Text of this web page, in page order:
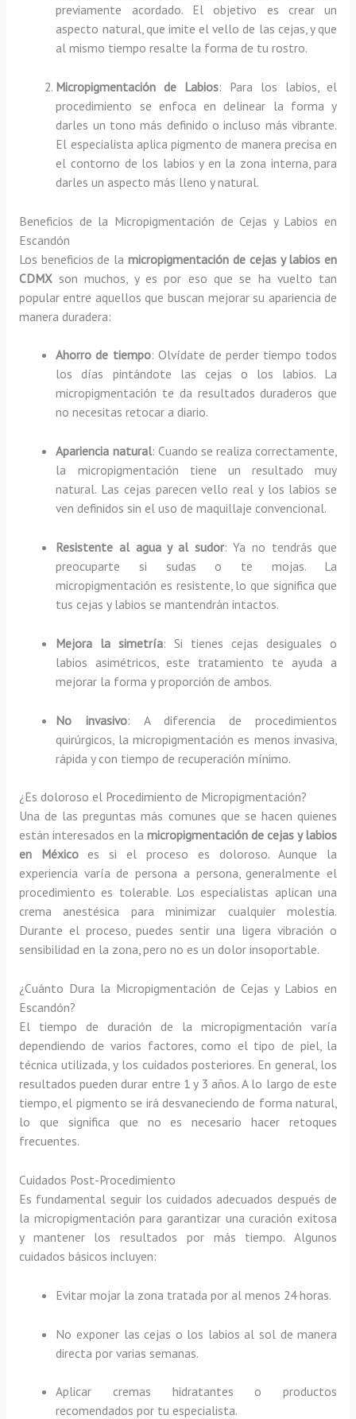
previamente acordado. El objetivo es crear un
aspecto natural, que imite el vello de las cejas, y que
al mismo tiempo resalte la forma de tu rostro.
Micropigmentación de Labios: Para los labios, el
procedimiento se enfoca en delinear la forma y
darles un tono más definido o incluso más vibrante.
El especialista aplica pigmento de manera precisa en
el contorno de los labios y en la zona interna, para
darles un aspecto más lleno y natural.
Beneficios de la Micropigmentación de Cejas y Labios en
Escandón
Los beneficios de lamicropigmentación de cejas y labios en
CDMXson muchos, y es por eso que se ha vuelto tan
popular entre aquellos que buscan mejorar su apariencia de
manera duradera:
Ahorro de tiempo: Olvídate de perder tiempo todos
los días pintándote las cejas o los labios. La
micropigmentación te da resultados duraderos que
no necesitas retocar a diario.
Apariencia natural: Cuando se realiza correctamente,
la micropigmentación tiene un resultado muy
natural. Las cejas parecen vello real y los labios se
ven definidos sin el uso de maquillaje convencional.
Resistente al agua y al sudor: Ya no tendrás que
preocuparte si sudas o te mojas. La
micropigmentación es resistente, lo que significa que
tus cejas y labios se mantendrán intactos.
Mejora la simetría: Si tienes cejas desiguales o
labios asimétricos, este tratamiento te ayuda a
mejorar la forma y proporción de ambos.
No invasivo: A diferencia de procedimientos
quirúrgicos, la micropigmentación es menos invasiva,
rápida y con tiempo de recuperación mínimo.
¿Es doloroso el Procedimiento de Micropigmentación?
Una de las preguntas más comunes que se hacen quienes
están interesados en la micropigmentación de cejas y labios
en Méxicoes si el proceso es doloroso. Aunque la
experiencia varía de persona a persona, generalmente el
procedimiento es tolerable. Los especialistas aplican una
crema anestésica para minimizar cualquier molestia.
Durante el proceso, puedes sentir una ligera vibración o
sensibilidad en la zona, pero no es un dolor insoportable.
¿Cuánto Dura la Micropigmentación de Cejas y Labios en
Escandón?
El tiempo de duración de la micropigmentación varía
dependiendo de varios factores, como el tipo de piel, la
técnica utilizada, y los cuidados posteriores. En general, los
resultados pueden durar entre 1 y 3 años. A lo largo de este
tiempo, el pigmento se irá desvaneciendo de forma natural,
lo que significa que no es necesario hacer retoques
frecuentes.
Cuidados Post-Procedimiento
Es fundamental seguir los cuidados adecuados después de
la micropigmentación para garantizar una curación exitosa
y mantener los resultados por más tiempo. Algunos
cuidados básicos incluyen:
Evitar mojar la zona tratada por al menos 24 horas.
No exponer las cejas o los labios al sol de manera
directa por varias semanas.
Aplicar cremas hidratantes o productos
recomendados por tu especialista.